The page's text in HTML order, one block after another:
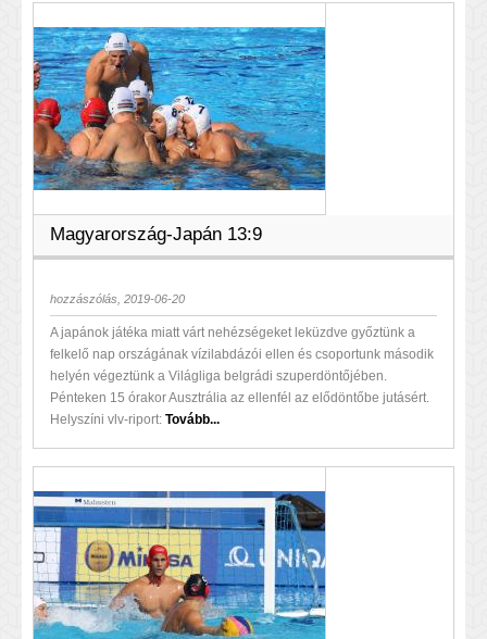
Magyarország-Japán 13:9
hozzászólás, 2019-06-20
A japánok játéka miatt várt nehézségeket leküzdve győztünk a
felkelő nap országának vízilabdázói ellen és csoportunk második
helyén végeztünk a Világliga belgrádi szuperdöntőjében.
Pénteken 15 órakor Ausztrália az ellenfél az elődöntőbe jutásért.
Helyszíni vlv-riport: Tovább...